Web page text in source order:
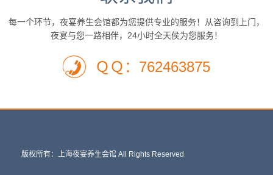
每一个环节，夜宴养生会馆都为您提供专业的服务！从咨询到上门，
夜宴与您一路相伴，24小时全天侯为您服务！
ＱＱ：762463875
版权所有：上海夜宴养生会馆 All Rights Reserved